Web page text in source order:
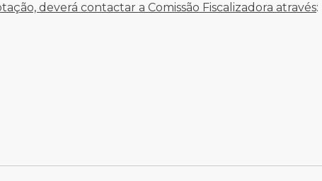
deverá contactar a Comissão Fiscalizadora através: